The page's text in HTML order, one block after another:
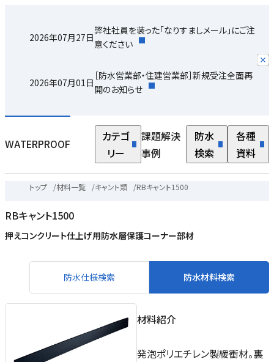
2026年07月27日
弊社社員を装った「なりすましメール」にご注
意ください
2026年07月01日
［防水営業部・住建営業部］新規受注全面再
開のお知らせ
WATERPROOF
カテゴ
リー
課題解決
事例
防水
検索
各種
資料
トップ /材料一覧 /キャント類 /RBキャント1500
RBキャント1500
押えコンクリート仕上げ用防水層保護コーナー部材
防水仕様検索 防水材料検索
材料紹介
発泡ポリエチレン製緩衝材。裏